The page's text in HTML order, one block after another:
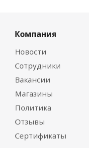
Компания
Новости
Сотрудники
Вакансии
Магазины
Политика
Отзывы
Сертификаты